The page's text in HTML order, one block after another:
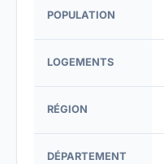
POPULATION
LOGEMENTS
RÉGION
DÉPARTEMENT